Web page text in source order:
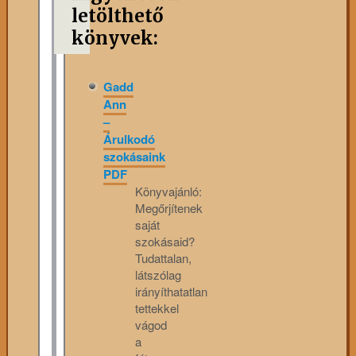
letölthető
könyvek:
Gadd
Ann
–
Árulkodó
szokásaink
PDF
Könyvajánló:
Megőrjítenek
saját
szokásaid?
Tudattalan,
látszólag
irányíthatatlan
tettekkel
vágod
a